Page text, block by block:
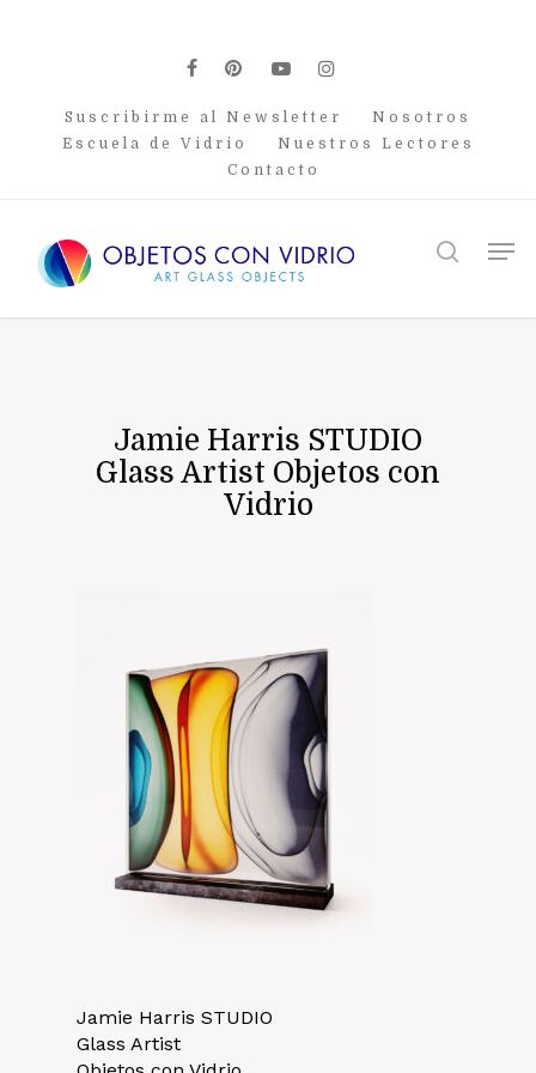
facebook
pinterest
youtubeinstagram
Suscribirme al Newsletter
Nosotros
Escuela de Vidrio
Nuestros Lectores
Contacto
search
Jamie Harris STUDIO
Glass Artist Objetos con
Vidrio
Jamie Harris STUDIO
Glass Artist